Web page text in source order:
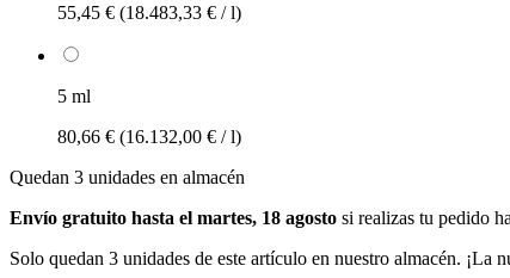
55,45 € (18.483,33 € / l)
5 ml
80,66 € (16.132,00 € / l)
Quedan 3 unidades en almacén
Envío gratuito hasta el martes, 18 agosto si realizas tu pedido
Solo quedan 3 unidades de este artículo en nuestro almacén. ¡La